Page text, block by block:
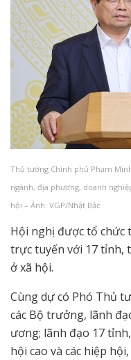
Thủ tướng Chính phủ Phạm
ngành, địa phương, doanh
hội – Ảnh: VGP/Nhật Bắc
Hội nghị được tổ chức
trực tuyến với 17 tỉnh,
ở xã hội.
Cùng dự có Phó Thủ
các Bộ trưởng, lãnh
ương; lãnh đạo 17
hội cao và các hiệp